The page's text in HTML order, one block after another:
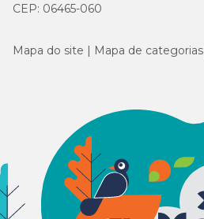
CEP: 06465-060
Mapa do site Mapa de categorias